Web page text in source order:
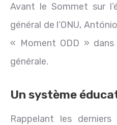
Avant le Sommet sur
général de l’ONU,
« Moment ODD » dans
générale.
Un système
Rappelant les